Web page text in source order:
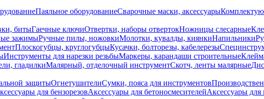
Паяльное оборудованиеСварочные маски, аксессуары
битыГаечные ключиОтвертки, наборы отвертокНожницы слесарные
зажимыРучные пилы, ножовкиМолотки, кувалды, киянкиНапильники
Плоскогубцы, круглогубцыКусачки, болторезы, кабелерезы
Инструменты для нарезки резьбыМаркеры, карандаши строительные
гладилкиМалярный, отделочный инструментСкотч, ленты малярные
защитыОгнетушителиСумки, пояса для инструментов
для бензорезовАксессуары для бетоносмесителейАксессуары для